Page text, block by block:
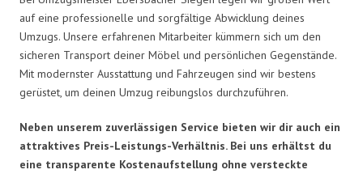
auf eine professionelle und sorgfältige Abwicklung deines
Umzugs. Unsere erfahrenen Mitarbeiter kümmern sich um den
sicheren Transport deiner Möbel und persönlichen Gegenstände.
Mit modernster Ausstattung und Fahrzeugen sind wir bestens
gerüstet, um deinen Umzug reibungslos durchzuführen.
Neben unserem zuverlässigen Service bieten wir dir auch ein
attraktives Preis-Leistungs-Verhältnis. Bei uns erhältst du
eine transparente Kostenaufstellung ohne versteckte